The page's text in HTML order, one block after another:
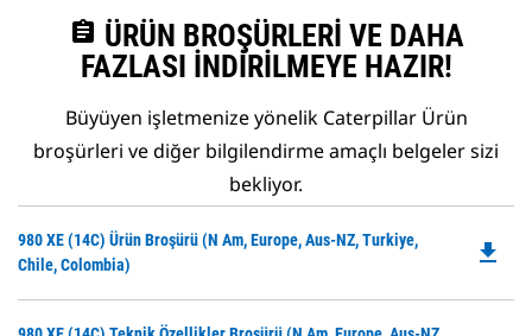
assignment ÜRÜN BROŞÜRLERI VE DAHA
FAZLASI İNDIRILMEYE HAZIR!
Büyüyen işletmenize yönelik Caterpillar Ürün
broşürleri ve diğer bilgilendirme amaçlı belgeler sizi
bekliyor.
980 XE (14C) Ürün Broşürü (N Am, Europe, Aus-NZ, Turkiye,
Chile, Colombia)
file_download